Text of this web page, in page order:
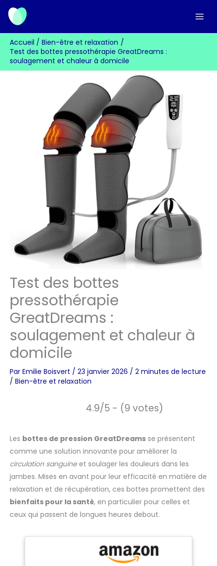
Aller
contenu
Accueil
Bien-être et relaxation
Test des bottes pressothérapie GreatDreams :
soulagement et chaleur à domicile
Test des bottes
pressothérapie
GreatDreams :
soulagement et chaleur à
domicile
Par Emilie Boisvert / 23 janvier 2026 / 2 minutes de lecture
/ Bien-être et relaxation
4.9/5 - (9 votes)
Les bottes de pression GreatDreams se présentent
comme une solution innovante pour améliorer la
circulation sanguineet soulager les douleurs dans les
jambes. Mises en avant pour leur efficacité en matière de
relaxation et de récupération, ces bottes promettent des
bienfaits pour la santé, en particulier pour celles et
ceux qui passent de longues heures debout.